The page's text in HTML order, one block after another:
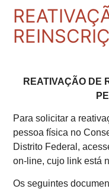
REATIVAÇÃO DE
Para solicitar a
pessoa física no
Distrito Federal,
on-line, cujo link está
Os seguintes